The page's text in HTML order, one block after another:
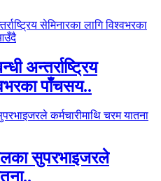
अन्तर्राष्ट्रिय
पाँचसय..
सुपरभाइजरले